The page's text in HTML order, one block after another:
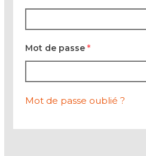
Mot de passe*
Mot de passe oublié ?